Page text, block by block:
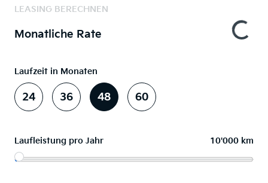
LEASING BERECHNEN
Monatliche Rate
Laufzeit in Monaten
24 36 48 60
Laufleistung pro Jahr 10'000 km